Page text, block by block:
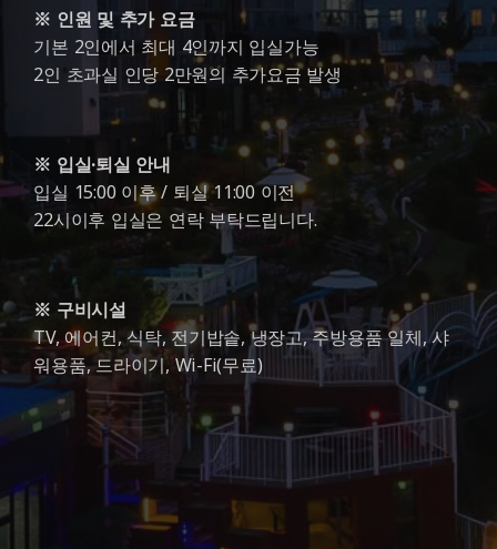
※ 인원 및 추가 요금
기본 2인에서 최대 4인까지 입실가능
2인 초과실 인당 2만원의 추가요금 발생
※ 입실·퇴실 안내
입실 15:00 이후 / 퇴실 11:00 이전
22시이후 입실은 연락 부탁드립니다.
※ 구비시설
TV, 에어컨, 식탁, 전기밥솥, 냉장고, 주방용품 일체, 샤
워용품, 드라이기, Wi-Fi(무료)